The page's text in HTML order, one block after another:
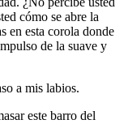
cómo se abre la
en esta corola donde
de la suave y
a mis labios.
este barro del